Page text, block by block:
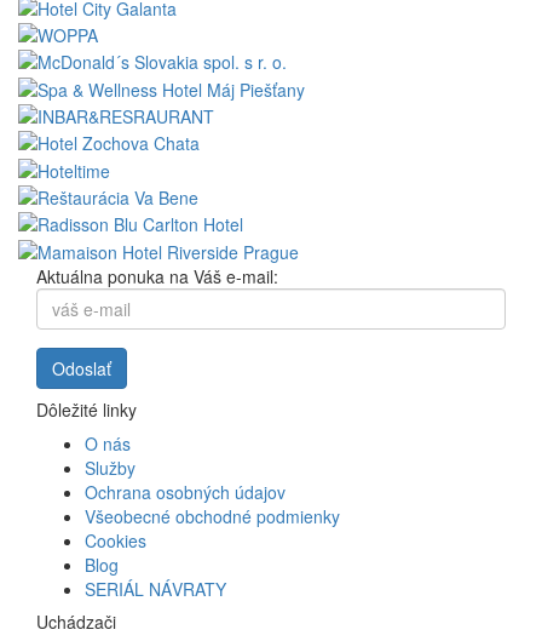
Aktuálna ponuka na Váš e-mail:
Dôležité linky
O nás
Služby
Ochrana osobných údajov
Všeobecné obchodné podmienky
Cookies
Blog
SERIÁL NÁVRATY
Uchádzači